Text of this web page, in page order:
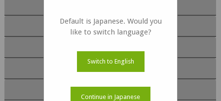
ソフトウェア
カスタマイズ
Default is Japanese. Would you
like to switch language?
Switch to English
Continue in Japanese